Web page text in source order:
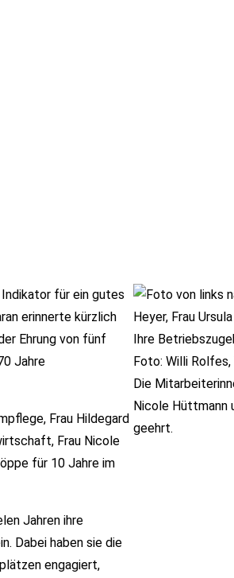
für ein gutes
erinnerte kürzlich
Ehrung von fünf
Jahre
Frau Hildegard
Frau Nicole
für 10 Jahre im
Jahren ihre
Dabei haben sie die
engagiert,
Foto: Willi
Die
Nicole Hüttmann
geehrt.